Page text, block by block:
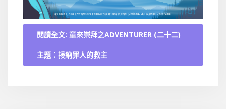
閱讀全文: 童來崇拜之ADVENTURER (二十二)
主題：接納罪人的救主